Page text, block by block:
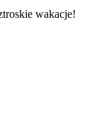
wakacje!